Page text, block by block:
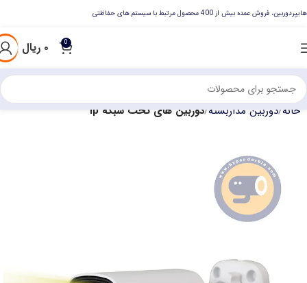
هایپردوربین، فروش عمده بیش از 400 محصول مرتبط با سیستم های حفاظتی
0 ۰ ریال
خانه دوربین مداربسته دوربین های تحت شبکه ip